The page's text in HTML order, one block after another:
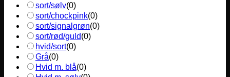
sort/sølv(0)
sort/chockpink(0)
sort/signalgrøn(0)
sort/rød/guld(0)
hvid/sort(0)
Grå(0)
Hvid m. blå(0)